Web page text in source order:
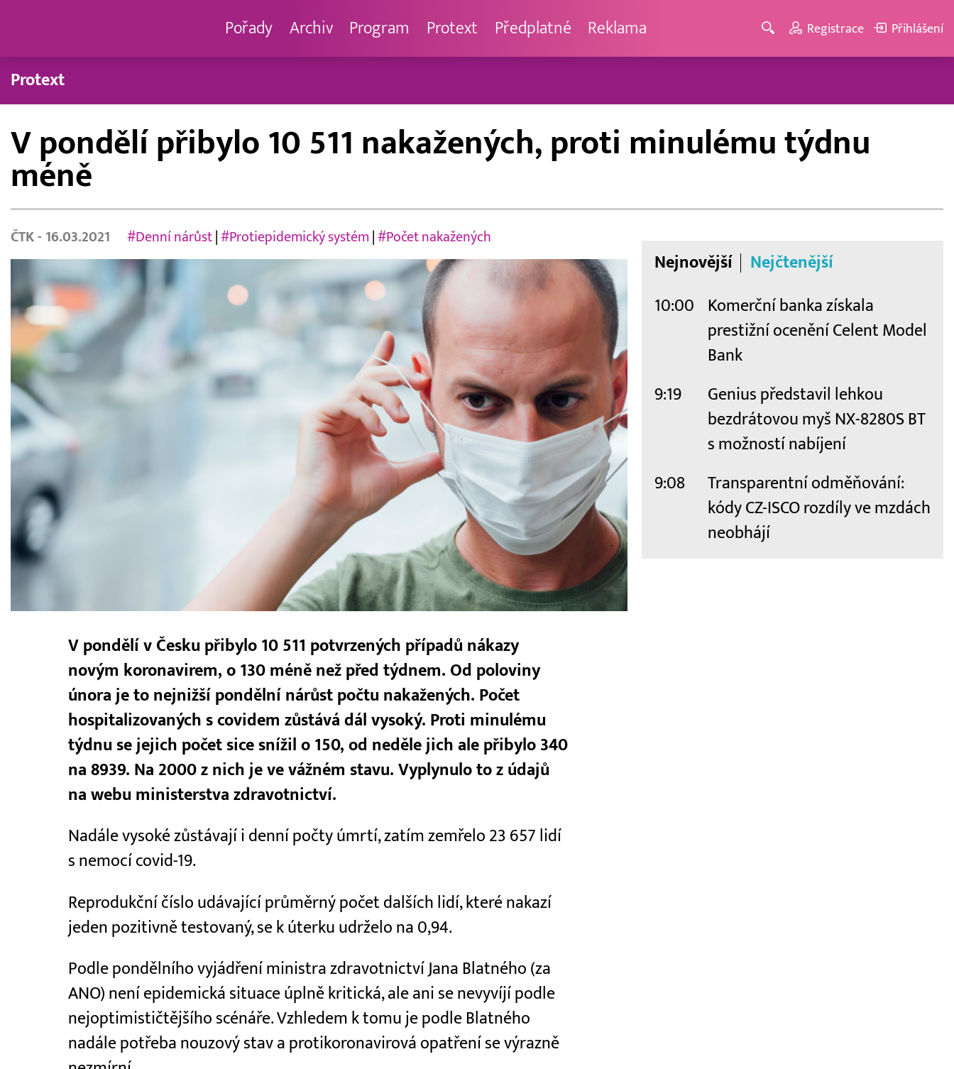
Pořady Archiv Program Protext Předplatné Reklama Registrace Přihlášení
Protext
V pondělí přibylo 10 511 nakažených, proti minulému týdnu
méně
ČTK - 16.03.2021 #Denní nárůst| #Protiepidemický systém| #Počet nakažených
V pondělí v Česku přibylo 10 511 potvrzených případů nákazy
novým koronavirem, o 130 méně než před týdnem. Od poloviny
února je to nejnižší pondělní nárůst počtu nakažených. Počet
hospitalizovaných s covidem zůstává dál vysoký. Proti minulému
týdnu se jejich počet sice snížil o 150, od neděle jich ale přibylo 340
na 8939. Na 2000 z nich je ve vážném stavu. Vyplynulo to z údajů
na webu ministerstva zdravotnictví.
Nadále vysoké zůstávají i denní počty úmrtí, zatím zemřelo 23 657 lidí
s nemocí covid-19.
Reprodukční číslo udávající průměrný počet dalších lidí, které nakazí
jeden pozitivně testovaný, se k úterku udrželo na 0,94.
Podle pondělního vyjádření ministra zdravotnictví Jana Blatného (za
ANO) není epidemická situace úplně kritická, ale ani se nevyvíjí podle
nejoptimističtějšího scénáře. Vzhledem k tomu je podle Blatného
nadále potřeba nouzový stav a protikoronavirová opatření se výrazně
Nejnovější Nejčtenější
10:00
Komerční banka získala
prestižní ocenění Celent Model
Bank
9:19
Genius představil lehkou
bezdrátovou myš NX-8280S BT
s možností nabíjení
9:08
Transparentní odměňování:
kódy CZ-ISCO rozdíly ve mzdách
neobhájí